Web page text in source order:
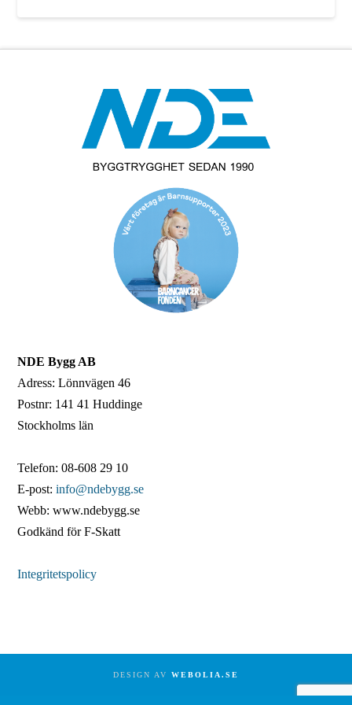
NDE Bygg AB
Adress: Lönnvägen 46
Postnr: 141 41 Huddinge
Stockholms län
Telefon: 08-608 29 10
E-post:info@ndebygg.se
Webb: www.ndebygg.se
Godkänd för F-Skatt
Integritetspolicy
DESIGN AV WEBOLIA.SE